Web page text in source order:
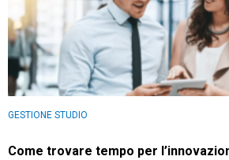
GESTIONE STUDIO
Come trovare tempo per